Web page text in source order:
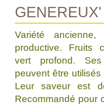
GENEREUX'
Variété
productive. Fruits
vert profond.
peuvent être
Leur saveur est
Recommandé pour